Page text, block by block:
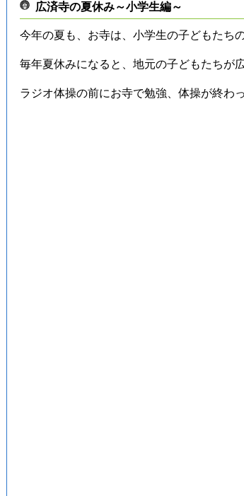
広済寺の夏休み～小学生編～
今年の夏も、お寺は、小学生の子どもたち
毎年夏休みになると、地元の子どもたちが
ラジオ体操の前にお寺で勉強、体操が終わ